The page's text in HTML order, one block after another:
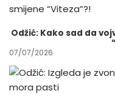
Odžić: Kako sad da
07/07/2026